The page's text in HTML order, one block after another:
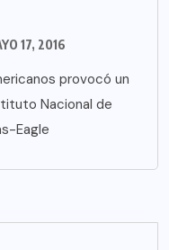
17, 2016
provocó un
Nacional de
Eagle